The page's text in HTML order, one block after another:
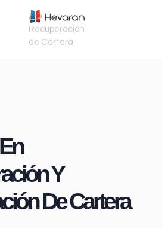
Recuperación
de Cartera
Y
De Cartera